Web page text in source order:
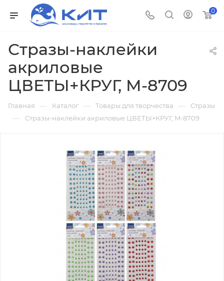
0
Стразы-наклейки
акриловые
ЦВЕТЫ+КРУГ, M-8709
Главная — Каталог — Товары для творчества — Стразы
— Стразы-наклейки акриловые ЦВЕТЫ+КРУГ, M-8709